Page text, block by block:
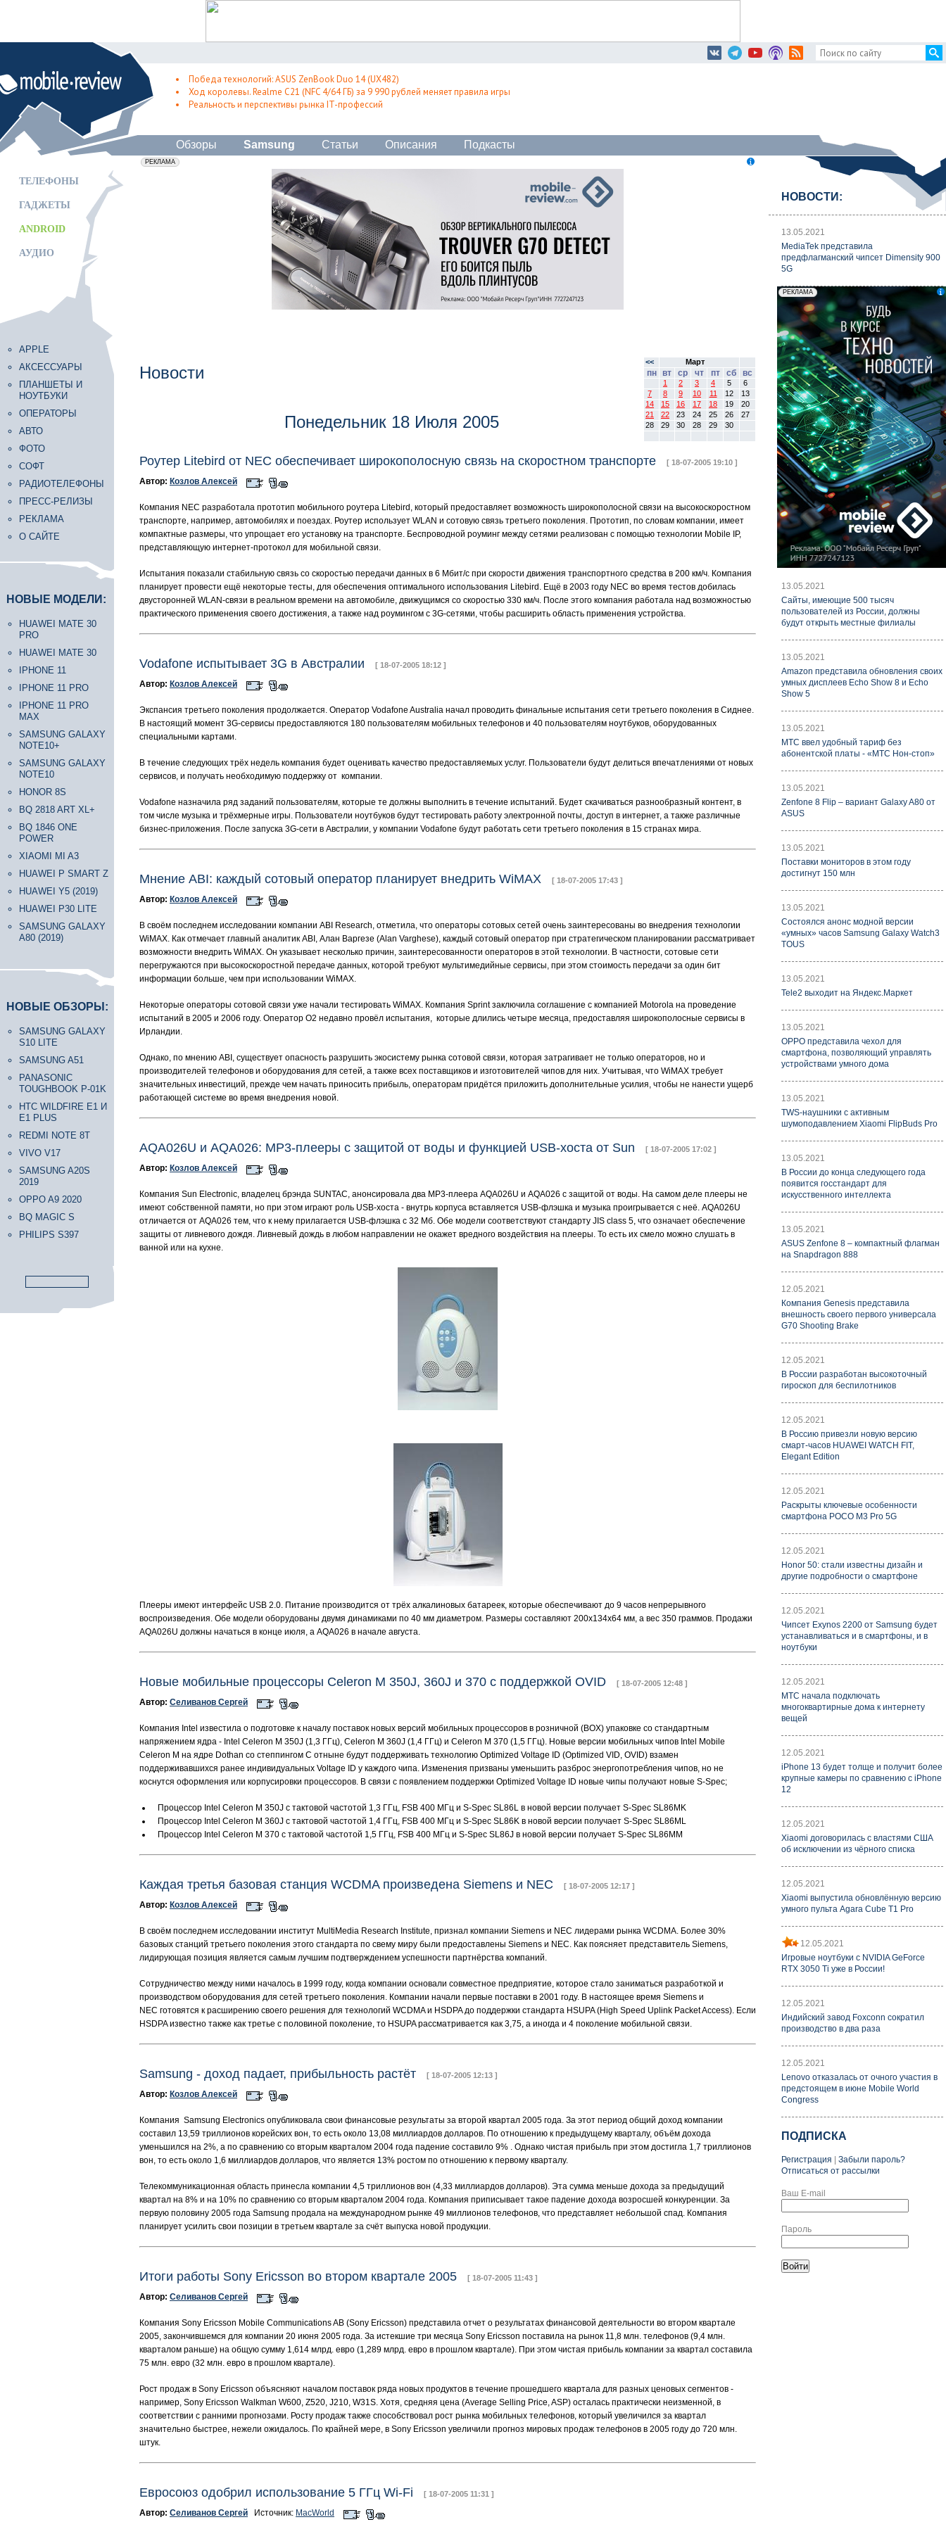
Победа технологий: ASUS ZenBook Duo 14 (UX482)
Ход королевы. Realme C21 (NFC 4/64 ГБ) за 9 990 рублей меняет правила игры
Реальность и перспективы рынка IT-профессий
Обзоры Samsung Статьи Описания Подкасты
ТЕЛЕФОНЫ
ГАДЖЕТЫ
ANDROID
АУДИО
APPLE
АКСЕССУАРЫ
ПЛАНШЕТЫ И
НОУТБУКИ
ОПЕРАТОРЫ
АВТО
ФОТО
СОФТ
РАДИОТЕЛЕФОНЫ
ПРЕСС-РЕЛИЗЫ
РЕКЛАМА
О САЙТЕ
НОВЫЕ МОДЕЛИ:
HUAWEI MATE 30
PRO
HUAWEI MATE 30
IPHONE 11
IPHONE 11 PRO
IPHONE 11 PRO
MAX
SAMSUNG GALAXY
NOTE10+
SAMSUNG GALAXY
NOTE10
HONOR 8S
BQ 2818 ART XL+
BQ 1846 ONE
POWER
XIAOMI MI A3
HUAWEI P SMART Z
HUAWEI Y5 (2019)
HUAWEI P30 LITE
SAMSUNG GALAXY
A80 (2019)
НОВЫЕ ОБЗОРЫ:
SAMSUNG GALAXY
S10 LITE
SAMSUNG A51
PANASONIC
TOUGHBOOK P-01K
HTC WILDFIRE E1 И
E1 PLUS
REDMI NOTE 8T
VIVO V17
SAMSUNG A20S
2019
OPPO A9 2020
BQ MAGIC S
PHILIPS S397
erid: 2VfnxxmNzs5
РЕКЛАМА
<< Март
пн вт ср чт пт сб вс
1 2 3 4 5
6
7
8 9 10 11 12
13
14
15 16 17 18 19
20
21
22 23 24 25 26
27
28
29 30 28 29 30
Новости
Понедельник 18 Июля 2005
Роутер Litebird от NEC обеспечивает широкополосную связь на скоростном транспорте [ 18-07-2005 19:10 ]
Автор: Козлов Алексей
Компания NEC разработала прототип мобильного роутера Litebird, который предоставляет возможность широкополосной связи на высокоскоростном
транспорте, например, автомобилях и поездах. Роутер использует WLAN и сотовую связь третьего поколения. Прототип, по словам компании, имеет
компактные размеры, что упрощает его установку на транспорте. Беспроводной роуминг между сетями реализован с помощью технологии Mobile IP,
представляющую интернет-протокол для мобильной связи.
Испытания показали стабильную связь со скоростью передачи данных в 6 Мбит/с при скорости движения транспортного средства в 200 км/ч. Компания
планирует провести ещё некоторые тесты, для обеспечения оптимального использования Litebird. Ещё в 2003 году NEC во время тестов добилась
двусторонней WLAN-связи в реальном времени на автомобиле, движущимся со скоростью 330 км/ч. После этого компания работала над возможностью
практического применения своего достижения, а также над роумингом с 3G-сетями, чтобы расширить область применения устройства.
Vodafone испытывает 3G в Австралии [ 18-07-2005 18:12 ]
Автор: Козлов Алексей
Экспансия третьего поколения продолжается. Оператор Vodafone Australia начал проводить финальные испытания сети третьего поколения в Сиднее.
В настоящий момент 3G-сервисы предоставляются 180 пользователям мобильных телефонов и 40 пользователям ноутбуков, оборудованных
специальными картами.
В течение следующих трёх недель компания будет оценивать качество предоставляемых услуг. Пользователи будут делиться впечатлениями от новых
сервисов, и получать необходимую поддержку от компании.
Vodafone назначила ряд заданий пользователям, которые те должны выполнить в течение испытаний. Будет скачиваться разнообразный контент, в
том числе музыка и трёхмерные игры. Пользователи ноутбуков будут тестировать работу электронной почты, доступ в интернет, а также различные
бизнес-приложения. После запуска 3G-сети в Австралии, у компании Vodafone будут работать сети третьего поколения в 15 странах мира.
Мнение ABI: каждый сотовый оператор планирует внедрить WiMAX [ 18-07-2005 17:43 ]
Автор: Козлов Алексей
В своём последнем исследовании компании ABI Research, отметила, что операторы сотовых сетей очень заинтересованы во внедрения технологии
WiMAX. Как отмечает главный аналитик ABI, Алан Варгезе (Alan Varghese), каждый сотовый оператор при стратегическом планировании рассматривает
возможности внедрить WiMAX. Он указывает несколько причин, заинтересованности операторов в этой технологии. В частности, сотовые сети
перегружаются при высокоскоростной передаче данных, которой требуют мультимедийные сервисы, при этом стоимость передачи за один бит
информации больше, чем при использовании WiMAX.
Некоторые операторы сотовой связи уже начали тестировать WiMAX. Компания Sprint заключила соглашение с компанией Motorola на проведение
испытаний в 2005 и 2006 году. Оператор O2 недавно провёл испытания, которые длились четыре месяца, предоставляя широкополосные сервисы в
Ирландии.
Однако, по мнению ABI, существует опасность разрушить экосистему рынка сотовой связи, которая затрагивает не только операторов, но и
производителей телефонов и оборудования для сетей, а также всех поставщиков и изготовителей чипов для них. Учитывая, что WiMAX требует
значительных инвестиций, прежде чем начать приносить прибыль, операторам придётся приложить дополнительные усилия, чтобы не нанести ущерб
работающей системе во время внедрения новой.
AQA026U и AQA026: MP3-плееры с защитой от воды и функцией USB-хоста от Sun [ 18-07-2005 17:02 ]
Автор: Козлов Алексей
Компания Sun Electronic, владелец брэнда SUNTAC, анонсировала два MP3-плеера AQA026U и AQA026 с защитой от воды. На самом деле плееры не
имеют собственной памяти, но при этом играют роль USB-хоста - внутрь корпуса вставляется USB-флэшка и музыка проигрывается с неё. AQA026U
отличается от AQA026 тем, что к нему прилагается USB-флэшка с 32 Мб. Обе модели соответствуют стандарту JIS class 5, что означает обеспечение
защиты от ливневого дождя. Ливневый дождь в любом направлении не окажет вредного воздействия на плееры. То есть их смело можно слушать в
ванной или на кухне.
Плееры имеют интерфейс USB 2.0. Питание производится от трёх алкалиновых батареек, которые обеспечивают до 9 часов непрерывного
воспроизведения. Обе модели оборудованы двумя динамиками по 40 мм диаметром. Размеры составляют 200х134х64 мм, а вес 350 граммов. Продажи
AQA026U должны начаться в конце июля, а AQA026 в начале августа.
Новые мобильные процессоры Celeron M 350J, 360J и 370 с поддержкой OVID [ 18-07-2005 12:48 ]
Автор: Селиванов Сергей
Компания Intel известила о подготовке к началу поставок новых версий мобильных процессоров в розничной (BOX) упаковке со стандартным
напряжением ядра - Intel Celeron M 350J (1,3 ГГц), Celeron M 360J (1,4 ГГц) и Celeron M 370 (1,5 ГГц). Новые версии мобильных чипов Intel Mobile
Celeron M на ядре Dothan со степпингом C отныне будут поддерживать технологию Optimized Voltage ID (Optimized VID, OVID) взамен
поддерживавшихся ранее индивидуальных Voltage ID у каждого чипа. Изменения призваны уменьшить разброс энергопотребления чипов, но не
коснутся оформления или корпусировки процессоров. В связи с появлением поддержки Optimized Voltage ID новые чипы получают новые S-Spec;
Процессор Intel Celeron M 350J с тактовой частотой 1,3 ГГц, FSB 400 МГц и S-Spec SL86L в новой версии получает S-Spec SL86MK
Процессор Intel Celeron M 360J с тактовой частотой 1,4 ГГц, FSB 400 МГц и S-Spec SL86K в новой версии получает S-Spec SL86ML
Процессор Intel Celeron M 370 с тактовой частотой 1,5 ГГц, FSB 400 МГц и S-Spec SL86J в новой версии получает S-Spec SL86MM
Каждая третья базовая станция WCDMA произведена Siemens и NEC [ 18-07-2005 12:17 ]
Автор: Козлов Алексей
В своём последнем исследовании институт MultiMedia Research Institute, признал компании Siemens и NEC лидерами рынка WCDMA. Более 30%
базовых станций третьего поколения этого стандарта по свему миру были предоставлены Siemens и NEC. Как поясняет представитель Siemens,
лидирующая позиция является самым лучшим подтверждением успешности партнёрства компаний.
Сотрудничество между ними началось в 1999 году, когда компании основали совместное предприятие, которое стало заниматься разработкой и
производством оборудования для сетей третьего поколения. Компании начали первые поставки в 2001 году. В настоящее время Siemens и
NEC готовятся к расширению своего решения для технологий WCDMA и HSDPA до поддержки стандарта HSUPA (High Speed Uplink Packet Access). Если
HSDPA известно также как третье с половиной поколение, то HSUPA рассматривается как 3,75, а иногда и 4 поколение мобильной связи.
Samsung - доход падает, прибыльность растёт [ 18-07-2005 12:13 ]
Автор: Козлов Алексей
Компания Samsung Electronics опубликовала свои финансовые результаты за второй квартал 2005 года. За этот период общий доход компании
составил 13,59 триллионов корейских вон, то есть около 13,08 миллиардов долларов. По отношению к предыдущему кварталу, объём дохода
уменьшился на 2%, а по сравнению со вторым кварталом 2004 года падение составило 9% . Однако чистая прибыль при этом достигла 1,7 триллионов
вон, то есть около 1,6 миллиардов долларов, что является 13% ростом по отношению к первому кварталу.
Телекоммуникационная область принесла компании 4,5 триллионов вон (4,33 миллиардов долларов). Эта сумма меньше дохода за предыдущий
квартал на 8% и на 10% по сравнению со вторым кварталом 2004 года. Компания приписывает такое падение дохода возросшей конкуренции. За
первую половину 2005 года Samsung продала на международном рынке 49 миллионов телефонов, что представляет небольшой спад. Компания
планирует усилить свои позиции в третьем квартале за счёт выпуска новой продукции.
Итоги работы Sony Ericsson во втором квартале 2005 [ 18-07-2005 11:43 ]
Автор: Селиванов Сергей
Компания Sony Ericsson Mobile Communications AB (Sony Ericsson) представила отчет о результатах финансовой деятельности во втором квартале
2005, закончившемся для компании 20 июня 2005 года. За истекшие три месяца Sony Ericsson поставила на рынок 11,8 млн. телефонов (9,4 млн.
кварталом раньше) на общую сумму 1,614 млрд. евро (1,289 млрд. евро в прошлом квартале). При этом чистая прибыль компании за квартал составила
75 млн. евро (32 млн. евро в прошлом квартале).
Рост продаж в Sony Ericsson объясняют началом поставок ряда новых продуктов в течение прошедшего квартала для разных ценовых сегментов -
например, Sony Ericsson Walkman W600, Z520, J210, W31S. Хотя, средняя цена (Average Selling Price, ASP) осталась практически неизменной, в
соответствии с ранними прогнозами. Росту продаж также способствовал рост рынка мобильных телефонов, который увеличился за квартал
значительно быстрее, нежели ожидалось. По крайней мере, в Sony Ericsson увеличили прогноз мировых продаж телефонов в 2005 году до 720 млн.
штук.
Евросоюз одобрил использование 5 ГГц Wi-Fi [ 18-07-2005 11:31 ]
Автор: Селиванов Сергей Источник: MacWorld
НОВОСТИ:
13.05.2021
MediaTek представила
предфлагманский чипсет Dimensity 900
5G
13.05.2021
Cайты, имеющие 500 тысяч
пользователей из России, должны
будут открыть местные филиалы
13.05.2021
Amazon представила обновления своих
умных дисплеев Echo Show 8 и Echo
Show 5
13.05.2021
МТС ввел удобный тариф без
абонентской платы - «МТС Нон-стоп»
13.05.2021
Zenfone 8 Flip – вариант Galaxy A80 от
ASUS
13.05.2021
Поставки мониторов в этом году
достигнут 150 млн
13.05.2021
Состоялся анонс модной версии
«умных» часов Samsung Galaxy Watch3
TOUS
13.05.2021
Tele2 выходит на Яндекс.Маркет
13.05.2021
OPPO представила чехол для
смартфона, позволяющий управлять
устройствами умного дома
13.05.2021
TWS-наушники с активным
шумоподавлением Xiaomi FlipBuds Pro
13.05.2021
В России до конца следующего года
появится госстандарт для
искусственного интеллекта
13.05.2021
ASUS Zenfone 8 – компактный флагман
на Snapdragon 888
12.05.2021
Компания Genesis представила
внешность своего первого универсала
G70 Shooting Brake
12.05.2021
В России разработан высокоточный
гироскоп для беспилотников
12.05.2021
В Россию привезли новую версию
смарт-часов HUAWEI WATCH FIT,
Elegant Edition
12.05.2021
Раскрыты ключевые особенности
смартфона POCO M3 Pro 5G
12.05.2021
Honor 50: стали известны дизайн и
другие подробности о смартфоне
12.05.2021
Чипсет Exynos 2200 от Samsung будет
устанавливаться и в смартфоны, и в
ноутбуки
12.05.2021
МТС начала подключать
многоквартирные дома к интернету
вещей
12.05.2021
iPhone 13 будет толще и получит более
крупные камеры по сравнению с iPhone
12
12.05.2021
Xiaomi договорилась с властями США
об исключении из чёрного списка
12.05.2021
Xiaomi выпустила обновлённую версию
умного пульта Agara Cube T1 Pro
12.05.2021
Игровые ноутбуки с NVIDIA GeForce
RTX 3050 Ti уже в России!
12.05.2021
Индийский завод Foxconn сократил
производство в два раза
12.05.2021
Lenovo отказалась от очного участия в
предстоящем в июне Mobile World
Congress
ПОДПИСКА
Регистрация
Забыли пароль?
Отписаться от рассылки
Ваш E-mail
Пароль